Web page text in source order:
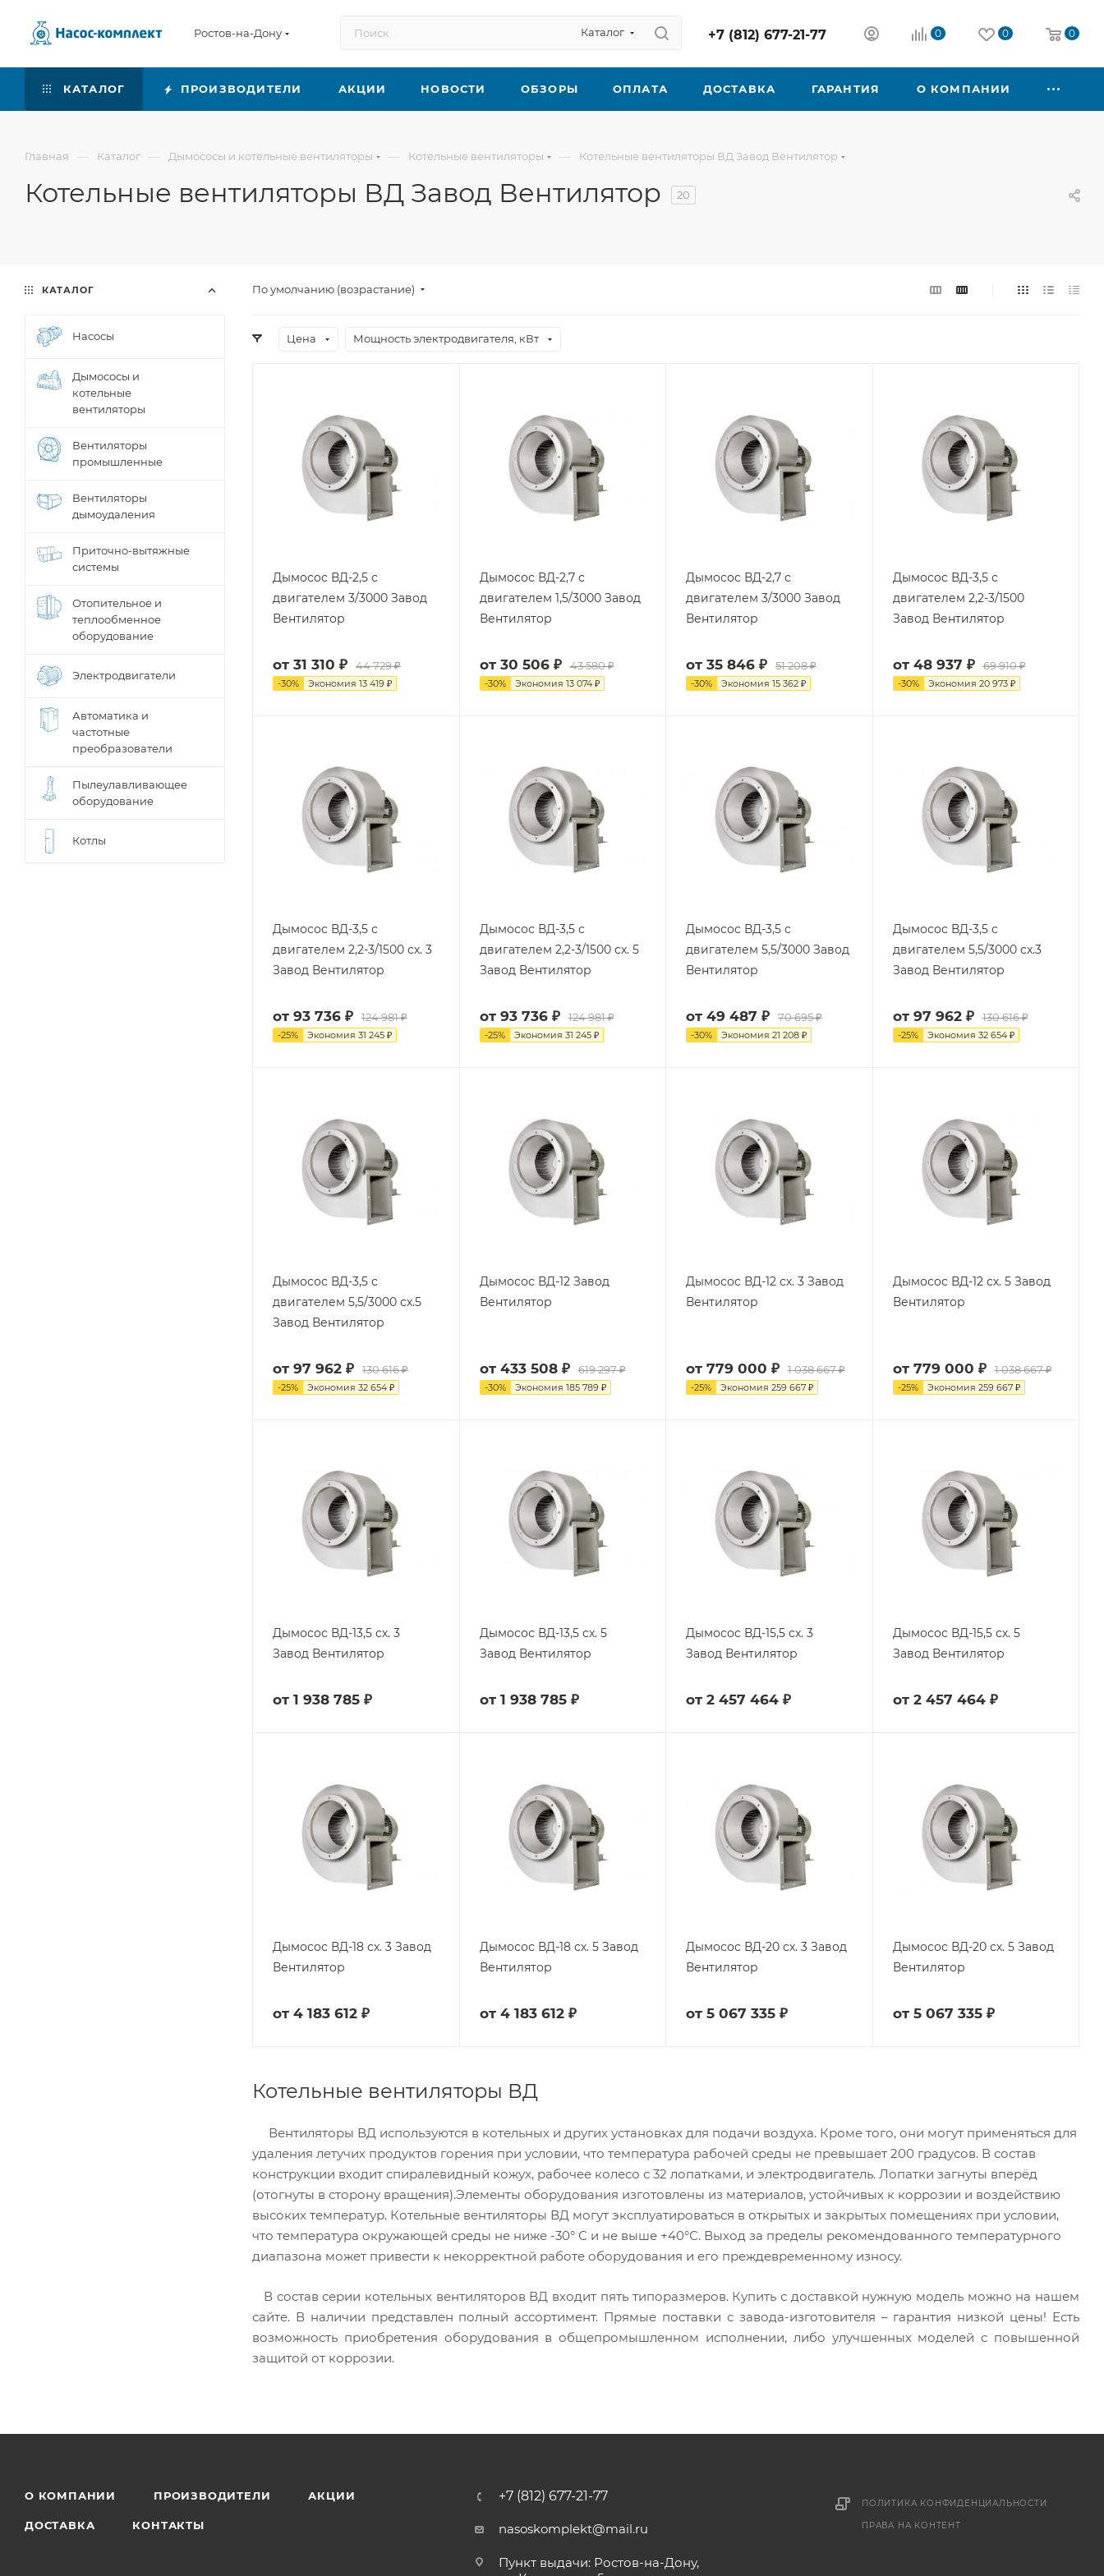
Ростов-на-Дону Каталог +7 (812) 677-21-77 0 0 0
КАТАЛОГ ПРОИЗВОДИТЕЛИ АКЦИИ НОВОСТИ ОБЗОРЫ ОПЛАТА ДОСТАВКА ГАРАНТИЯ О КОМПАНИИ
Главная — Каталог — Дымососы и котельные вентиляторы — Котельные вентиляторы — Котельные вентиляторы ВД Завод Вентилятор
Котельные вентиляторы ВД Завод Вентилятор 20
По умолчанию (возрастание)
Цена Мощность электродвигателя, кВт
Дымосос ВД-2,5 с
двигателем 3/3000 Завод
Вентилятор
от 31 310 ₽ 44 729 ₽
-30% Экономия 13 419 ₽
Дымосос ВД-2,7 с
двигателем 1,5/3000 Завод
Вентилятор
от 30 506 ₽ 43 580 ₽
-30% Экономия 13 074 ₽
Дымосос ВД-2,7 с
двигателем 3/3000 Завод
Вентилятор
от 35 846 ₽ 51 208 ₽
-30% Экономия 15 362 ₽
Дымосос ВД-3,5 с
двигателем 2,2-3/1500
Завод Вентилятор
от 48 937 ₽ 69 910 ₽
-30% Экономия 20 973 ₽
Дымосос ВД-3,5 с
двигателем 2,2-3/1500 сх. 3
Завод Вентилятор
от 93 736 ₽ 124 981 ₽
-25% Экономия 31 245 ₽
Дымосос ВД-3,5 с
двигателем 2,2-3/1500 сх. 5
Завод Вентилятор
от 93 736 ₽ 124 981 ₽
-25% Экономия 31 245 ₽
Дымосос ВД-3,5 с
двигателем 5,5/3000 Завод
Вентилятор
от 49 487 ₽ 70 695 ₽
-30% Экономия 21 208 ₽
Дымосос ВД-3,5 с
двигателем 5,5/3000 сх.3
Завод Вентилятор
от 97 962 ₽ 130 616 ₽
-25% Экономия 32 654 ₽
Дымосос ВД-3,5 с
двигателем 5,5/3000 сх.5
Завод Вентилятор
от 97 962 ₽ 130 616 ₽
-25% Экономия 32 654 ₽
Дымосос ВД-12 Завод
Вентилятор
от 433 508 ₽ 619 297 ₽
-30% Экономия 185 789 ₽
Дымосос ВД-12 сх. 3 Завод
Вентилятор
от 779 000 ₽ 1 038 667 ₽
-25% Экономия 259 667 ₽
Дымосос ВД-12 сх. 5 Завод
Вентилятор
от 779 000 ₽ 1 038 667 ₽
-25% Экономия 259 667 ₽
Дымосос ВД-13,5 сх. 3
Завод Вентилятор
от 1 938 785 ₽
Дымосос ВД-13,5 сх. 5
Завод Вентилятор
от 1 938 785 ₽
Дымосос ВД-15,5 сх. 3
Завод Вентилятор
от 2 457 464 ₽
Дымосос ВД-15,5 сх. 5
Завод Вентилятор
от 2 457 464 ₽
Дымосос ВД-18 сх. 3 Завод
Вентилятор
от 4 183 612 ₽
Дымосос ВД-18 сх. 5 Завод
Вентилятор
от 4 183 612 ₽
Дымосос ВД-20 сх. 3 Завод
Вентилятор
от 5 067 335 ₽
Дымосос ВД-20 сх. 5 Завод
Вентилятор
от 5 067 335 ₽
Котельные вентиляторы ВД
Вентиляторы ВД используются в котельных и других установках для подачи воздуха. Кроме того, они могут применяться для
удаления летучих продуктов горения при условии, что температура рабочей среды не превышает 200 градусов. В состав
конструкции входит спиралевидный кожух, рабочее колесо с 32 лопатками, и электродвигатель. Лопатки загнуты вперёд
(отогнуты в сторону вращения).Элементы оборудования изготовлены из материалов, устойчивых к коррозии и воздействию
высоких температур. Котельные вентиляторы ВД могут эксплуатироваться в открытых и закрытых помещениях при условии,
что температура окружающей среды не ниже -30° С и не выше +40°С. Выход за пределы рекомендованного температурного
диапазона может привести к некорректной работе оборудования и его преждевременному износу.
В состав серии котельных вентиляторов ВД входит пять типоразмеров. Купить с доставкой нужную модель можно на нашем
сайте. В наличии представлен полный ассортимент. Прямые поставки с завода-изготовителя – гарантия низкой цены! Есть
возможность приобретения оборудования в общепромышленном исполнении, либо улучшенных моделей с повышенной
защитой от коррозии.
КАТАЛОГ
Насосы
Дымососы и
котельные
вентиляторы
Вентиляторы
промышленные
Вентиляторы
дымоудаления
Приточно-вытяжные
системы
Отопительное и
теплообменное
оборудование
Электродвигатели
Автоматика и
частотные
преобразователи
Пылеулавливающее
оборудование
Котлы
О КОМПАНИИ ПРОИЗВОДИТЕЛИ АКЦИИ
ДОСТАВКА КОНТАКТЫ
+7 (812) 677-21-77
nasoskomplekt@mail.ru
Пункт выдачи: Ростов-на-Дону,
ПОЛИТИКА КОНФИДЕНЦИАЛЬНОСТИ
ПРАВА НА КОНТЕНТ